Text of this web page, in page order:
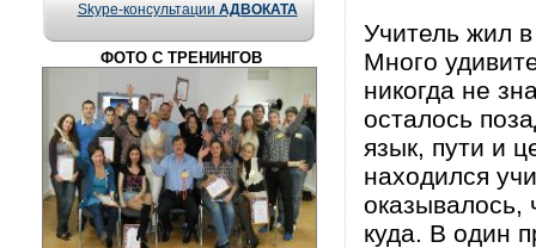
Skype-консультации АДВОКАТА
ФОТО С ТРЕНИНГОВ
Учитель жил
Много
никогда не
осталось
язык, пути и
находился
оказывалось,
куда. В один